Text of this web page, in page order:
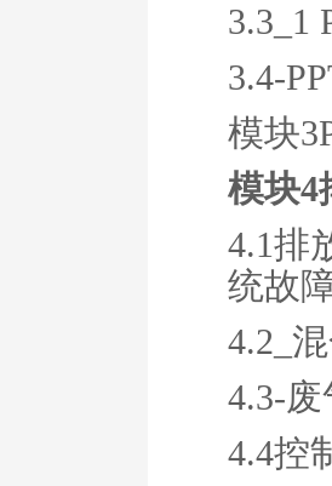
3.3_1
3.4-
模块
模块4
4.1排
统故
4.2_
4.3-
4.4控